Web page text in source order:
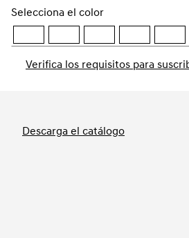
Descarga el catálogo
Selecciona el color
Verifica los requisitos para